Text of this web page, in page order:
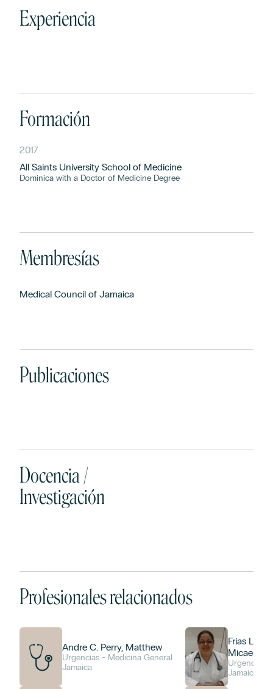
Experiencia
Formación
2017
All Saints University School of Medicine
Dominica with a Doctor of Medicine Degree
Membresías
Medical Council of Jamaica
Publicaciones
Docencia /
Investigación
Profesionales relacionados
Andre C. Perry, Matthew
Urgencias - Medicina General
Jamaica
Frias
Micaela
Urgencias -
Jamaica